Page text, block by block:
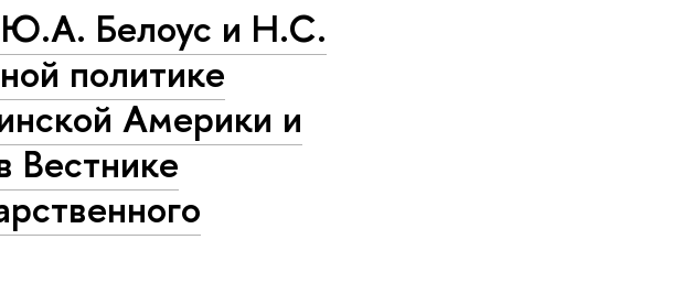
Белоус и Н.С.
политике
Америки и
Вестнике